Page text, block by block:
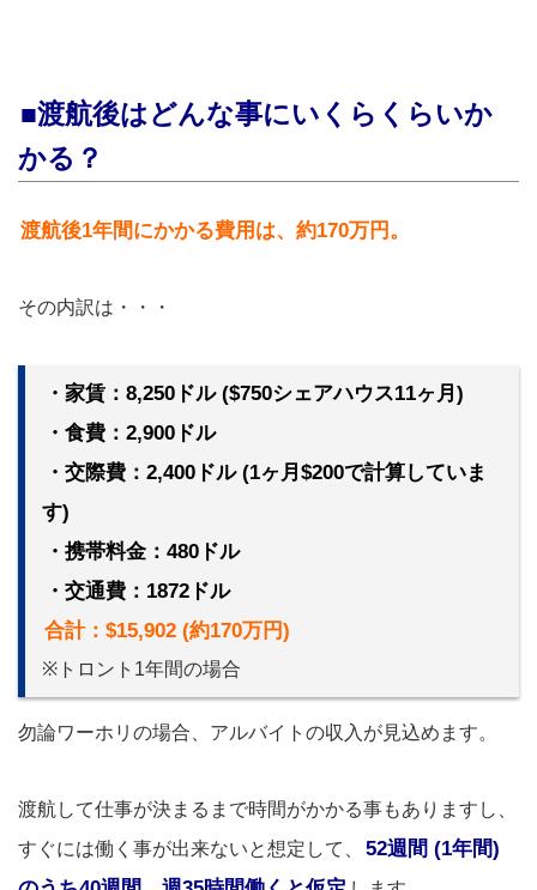
■渡航後はどんな事にいくらくらいか
かる？
渡航後1年間にかかる費用は、約170万円。
その内訳は・・・
・家賃：8,250ドル ($750シェアハウス11ヶ月)
・食費：2,900ドル
・交際費：2,400ドル (1ヶ月$200で計算していま
す)
・携帯料金：480ドル
・交通費：1872ドル
合計：$15,902 (約170万円)
※トロント1年間の場合
勿論ワーホリの場合、アルバイトの収入が見込めます。
渡航して仕事が決まるまで時間がかかる事もありますし、
すぐには働く事が出来ないと想定して、
52週間 (1年間)